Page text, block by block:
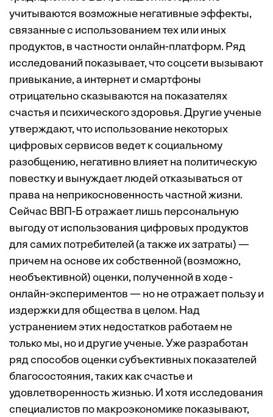
учитываются возможные негативные эффекты,
связанные с использованием тех или иных
продуктов, в частности онлайн-платформ. Ряд
исследований показывает, что соцсети вызывают
привыкание, а интернет и смартфоны
отрицательно сказываются на показателях
счастья и психического здоровья. Другие ученые
утверждают, что использование некоторых
цифровых сервисов ведет к социальному
разобщению, негативно влияет на политическую
повестку и вынуждает людей отказываться от
права на неприкосновенность частной жизни.
Сейчас ВВП-Б отражает лишь персональную
выгоду от использования цифровых продуктов
для самих потребителей (а также их затраты) —
причем на основе их собственной (возможно,
необъективной) оценки, полученной в ходе ­
онлайн-экспериментов — но не отражает пользу и
издержки для общества в целом. Над
устранением этих недостатков работаем не
только мы, но и другие ученые. Уже разработан
ряд способов оценки субъективных показателей
благосостояния, таких как счастье и
удовлетворенность жизнью. И хотя исследования
специалистов по макроэкономике показывают,